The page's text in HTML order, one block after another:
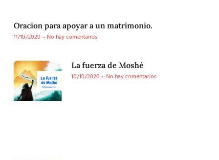
Oracion para apoyar a un matrimonio.
11/10/2020
No hay comentarios
La fuerza de Moshé
10/10/2020
No hay comentarios